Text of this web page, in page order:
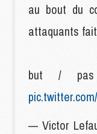
au bout du
attaquants
but /
— Victor